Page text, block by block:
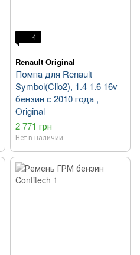
4
Renault Original
Помпа для Renault
Symbol(Clio2), 1.4 1.6 16v
бензин c 2010 года ,
Original
2 771 грн
Нет в наличии